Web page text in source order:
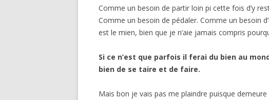
Comme un besoin de partir loin pi cette fois d’y
Comme un besoin de pédaler. Comme un besoin
est le mien, bien que je n’aie jamais compris
Si ce n’est que parfois il ferai du bien au
bien de se taire et de faire.
Mais bon je vais pas me plaindre puisque